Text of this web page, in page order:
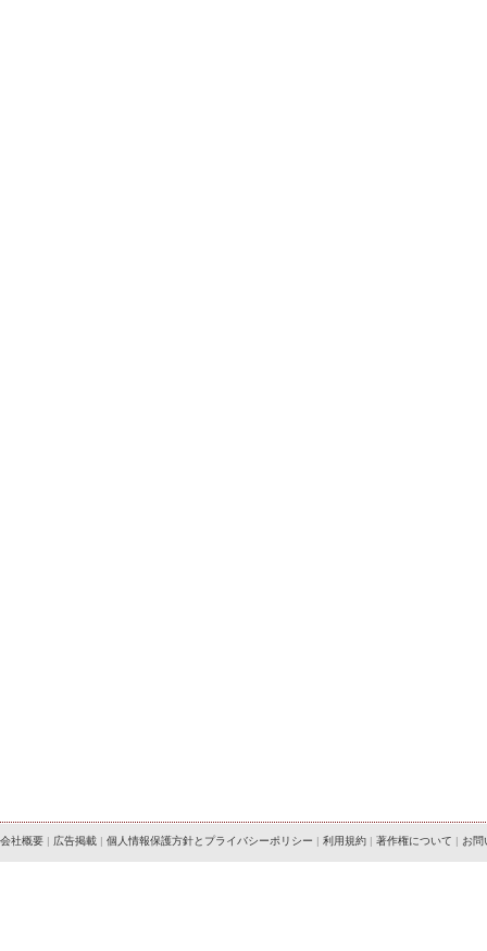
会社概要 | 広告掲載 | 個人情報保護方針とプライバシーポリシー | 利用規約 | 著作権について | お問